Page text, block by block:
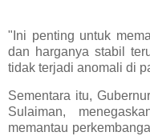
"Ini penting untuk
dan harganya stabil
tidak terjadi anomali di
Sementara itu,
Sulaiman,
memantau